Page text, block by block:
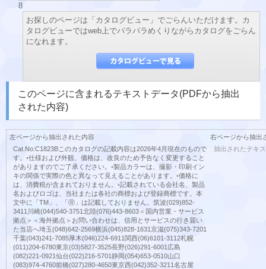
8
お探しのページは「カタログビュー」でごらんいただけます。カ
タログビューではweb上でパラパラめくりながらカタログをごらん
になれます。
このページに含まれるテキストデータ(PDFから抽出
された内容)
左ページから抽出された内容
Cat.No:C1823Bこのカタログの記載内容は2026年4月現在のもので
す。◦仕様および外観、価格は、改良のため予告なく変更すること
がありますのでご了承ください。◦製品カラーは、撮影・印刷イン
キの関係で実際の色と異なって見えることがあります。◦価格に
は、消費税が含まれておりません。◦記載されている会社名、製品
名およびロゴは、当社または各社の商標および登録商標です。本
文中に「TM」、「Ⓡ」は記載しておりません。筑波(029)852-
3411川崎(044)540-3751北陸(076)443-8603＜国内営業・サービス
拠点＞＜海外拠点＞お問い合わせは、信用とサービスの行き届い
た当店へ埼玉(048)642-2569横浜(045)828-1631京滋(075)343-7201
千葉(043)241-7085厚木(046)224-6911関西(06)6101-3112札幌
(011)204-6780東京(03)5827-3525長野(026)291-6001広島
(082)221-0921仙台(022)216-5701静岡(054)653-0510山口
(083)974-4760前橋(027)280-4650東京西(042)352-3211名古屋
右ページから抽出
抽出されたテキ